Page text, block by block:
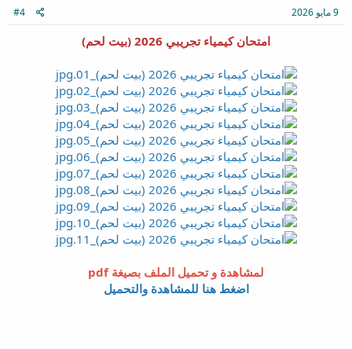
9 مايو 2026 #4
امتحان كيمياء تجريبي 2026 (بيت لحم)
لمشاهدة و تحميل الملف بصيغة pdf
اضغط هنا للمشاهدة والتحميل